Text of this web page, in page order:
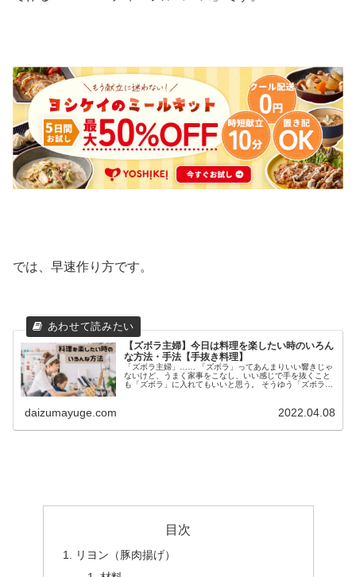
では、早速作り方です。
【ズボラ主婦】今日は料理を楽したい時のいろん
な方法・手法【手抜き料理】
「ズボラ主婦」…… 「ズボラ」ってあんまりいい響きじゃ
ないけど、うまく家事をこなし、いい感じで手を抜くこと
も「ズボラ」に入れてもいいと思う。 そうゆう「ズボラ主
daizumayuge.com 2022.04.08
目次
リヨン（豚肉揚げ）